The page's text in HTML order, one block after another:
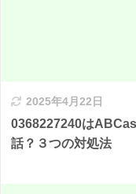
2025年4月22日
0368227240は
話？３つの対処法